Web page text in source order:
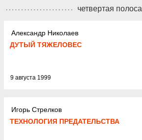
четвертая полоса
Александр Николаев
ДУТЫЙ ТЯЖЕЛОВЕС
9 августа 1999
Игорь Стрелков
ТЕХНОЛОГИЯ ПРЕДАТЕЛЬСТВА